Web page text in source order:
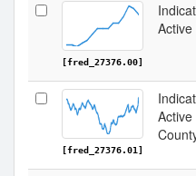
[fred_27376.00]
[fred_27376.01]